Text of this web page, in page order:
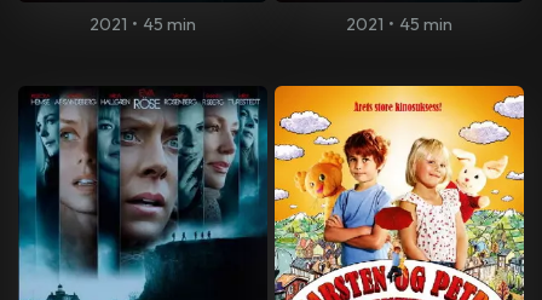
2021 • 45 min 2021 • 45 min